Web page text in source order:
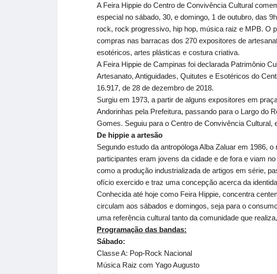
A Feira Hippie do Centro de Convivência Cultural
especial no sábado, 30, e domingo, 1 de outubro, das
rock, rock progressivo, hip hop, música raiz e MPB. O
compras nas barracas dos 270 expositores de
esotéricos, artes plásticas e costura criativa.
A Feira Hippie de Campinas foi declarada Patrimônio
Artesanato, Antiguidades, Quitutes e Esotéricos do
16.917, de 28 de dezembro de 2018.
Surgiu em 1973, a partir de alguns expositores em
Andorinhas pela Prefeitura, passando para o Largo do
Gomes. Seguiu para o Centro de Convivência Cultural,
De hippie a artesão
Segundo estudo da antropóloga Alba Zaluar em 1986,
participantes eram jovens da cidade e de fora e viam
como a produção industrializada de artigos em série,
ofício exercido e traz uma concepção acerca da
Conhecida até hoje como Feira Hippie, concentra
circulam aos sábados e domingos, seja para o
uma referência cultural tanto da comunidade que
Programação das bandas:
Sábado:
Classe A: Pop-Rock Nacional
Música Raiz com Yago Augusto